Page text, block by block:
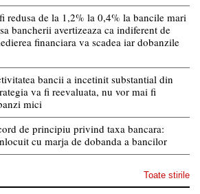
redusa de la 1,2% la 0,4% la bancile mari
bancherii avertizeaza ca indiferent de
financiara va scadea iar dobanzile
bancii a incetinit substantial din
va fi reevaluata, nu vor mai fi
mici
de principiu privind taxa bancara:
cu marja de dobanda a bancilor
Toate stirile